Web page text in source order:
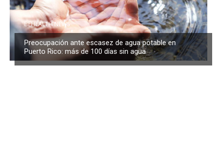
BEHEALTH NEWS
Preocupación ante escasez de agua potable en
Puerto Rico: más de 100 días sin agua